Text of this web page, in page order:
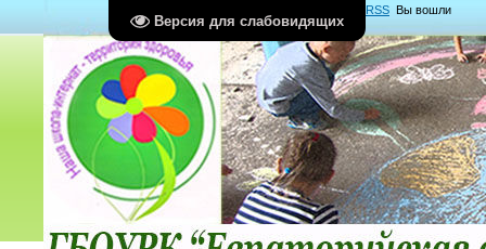
Версия для слабовидящих
RSS Вы вошли
какГость Группа "Гости"